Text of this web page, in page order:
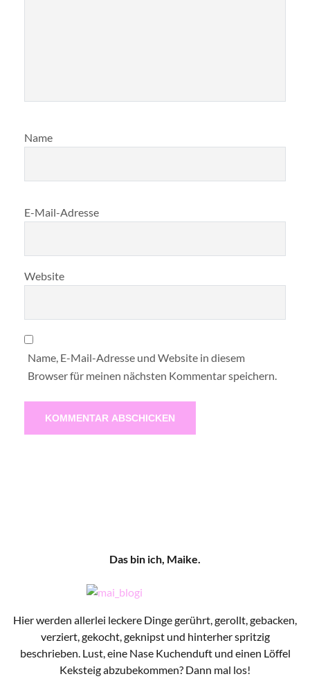
Name
E-Mail-Adresse
Website
Name, E-Mail-Adresse und Website in diesem
Browser für meinen nächsten Kommentar speichern.
Das bin ich, Maike.
Hier werden allerlei leckere Dinge gerührt, gerollt, gebacken,
verziert, gekocht, geknipst und hinterher spritzig
beschrieben. Lust, eine Nase Kuchenduft und einen Löffel
Keksteig abzubekommen? Dann mal los!